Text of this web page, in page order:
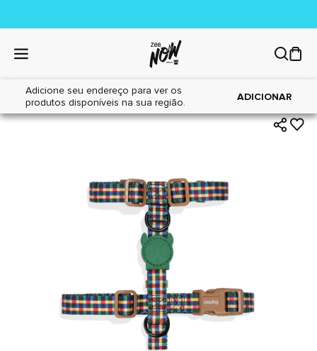
Adicione seu endereço para ver os
produtos disponíveis na sua região.
ADICIONAR
Home|Cães|Acessórios